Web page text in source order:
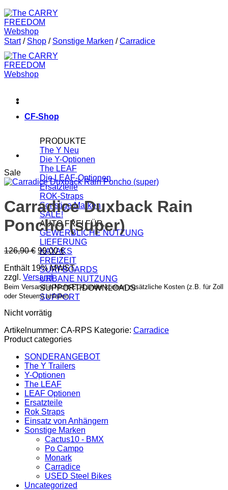
CF-Shop
PRODUKTE
The Y
Die Y-Optionen
The LEAF
Die LEAF-Optionen
Ersatzteile
ROK-Straps
Sonstige Marken
SALE!
AUTO FREI FÜR...
GEWERBLICHE NUTZUNG
LIEFERUNG
KAYAKS
FREIZEIT
SURFBOARDS
URBANE NUTZUNG
SUPPORT/DOWNLOADS
SUPPORT
Start / Shop / Sonstige Marken / Carradice
Sale
Carradice Duxback Rain
Poncho (super)
126,90€ Ursprünglicher
Preis
war:
126,90 €
99,00€Aktueller
Preis
ist:
99,00 €.
Enthält 19% MWST.
zzgl. Versand
Beim Versand in Nicht-EU-Länder können zusätzliche Kosten (z.B. für Zoll
oder Steuern) anfallen.
Nicht vorrätig
Artikelnummer: CA-RPS Kategorie: Carradice
Product categories
SONDERANGEBOT
The Y Trailers
Y-Optionen
The LEAF
LEAF Optionen
Ersatzteile
Rok Straps
Einsatz von Anhängern
Sonstige Marken
Cactus10 - BMX
Po Campo
Monark
Carradice
USED Steel Bikes
Uncategorized